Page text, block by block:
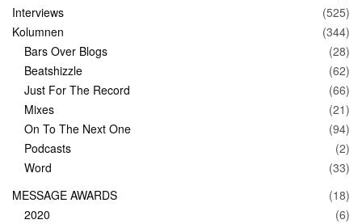
Interviews
(525)
Kolumnen
(344)
Bars Over Blogs
(28)
Beatshizzle
(62)
Just For The Record
(66)
Mixes
(21)
On To The Next One
(94)
Podcasts
(2)
Word
(33)
MESSAGE AWARDS
(18)
2020
(6)